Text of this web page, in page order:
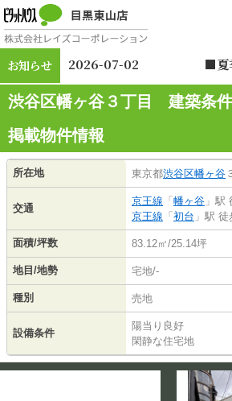
お知らせ 2026-07-02
■夏
～
（水
渋谷区幡ヶ谷３丁目 建築条
掲載物件情報
所在地 東京都渋谷区幡ヶ谷
交通
京王線 「 幡ヶ谷 」駅
京王線 「 初台 」駅 徒
面積/坪数 83.12㎡/25.14坪
地目/地勢 宅地/-
種別 売地
設備条件
陽当り良好
閑静な住宅地